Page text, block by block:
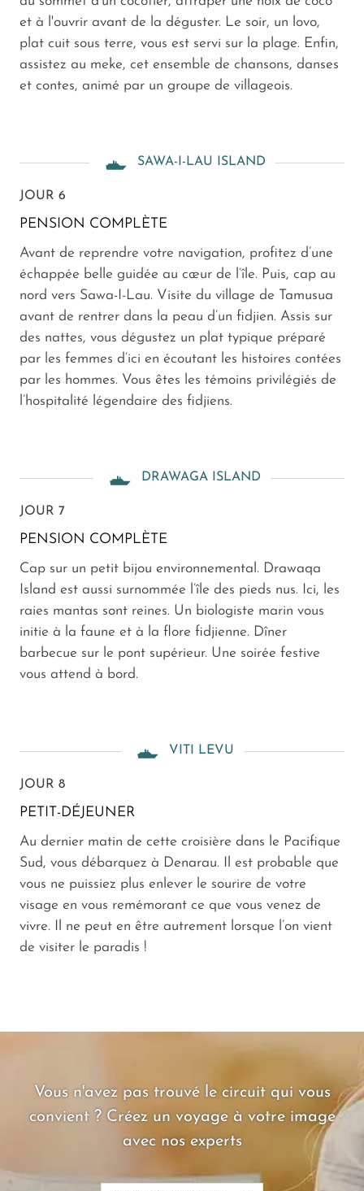
et à l'ouvrir avant de la déguster. Le soir, un lovo,
plat cuit sous terre, vous est servi sur la plage. Enfin,
assistez au meke, cet ensemble de chansons, danses
et contes, animé par un groupe de villageois.
SAWA-I-LAU ISLAND
JOUR 6
PENSION COMPLÈTE
Avant de reprendre votre navigation, profitez d’une
échappée belle guidée au cœur de l’île. Puis, cap au
nord vers Sawa-I-Lau. Visite du village de Tamusua
avant de rentrer dans la peau d’un fidjien. Assis sur
des nattes, vous dégustez un plat typique préparé
par les femmes d’ici en écoutant les histoires contées
par les hommes. Vous êtes les témoins privilégiés de
l’hospitalité légendaire des fidjiens.
DRAWAGA ISLAND
JOUR 7
PENSION COMPLÈTE
Cap sur un petit bijou environnemental. Drawaqa
Island est aussi surnommée l’île des pieds nus. Ici, les
raies mantas sont reines. Un biologiste marin vous
initie à la faune et à la flore fidjienne. Dîner
barbecue sur le pont supérieur. Une soirée festive
vous attend à bord.
VITI LEVU
JOUR 8
PETIT-DÉJEUNER
Au dernier matin de cette croisière dans le Pacifique
Sud, vous débarquez à Denarau. Il est probable que
vous ne puissiez plus enlever le sourire de votre
visage en vous remémorant ce que vous venez de
vivre. Il ne peut en être autrement lorsque l’on vient
de visiter le paradis !
Vous n'avez pas trouvé le circuit qui vous
convient ? Créez un voyage à votre image
avec nos experts